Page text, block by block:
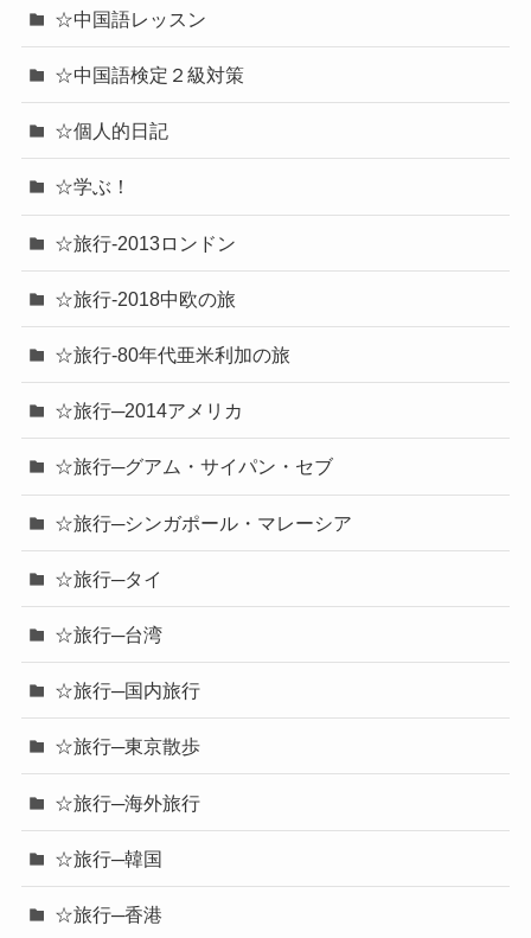
☆ガーデニング
☆グラナダ版ホームズ
☆サイクリング♪
☆パニック障害の事
☆ボクシング
☆中国語の話題
☆中国語レッスン
☆中国語検定２級対策
☆個人的日記
☆学ぶ！
☆旅行-2013ロンドン
☆旅行-2018中欧の旅
☆旅行-80年代亜米利加の旅
☆旅行─2014アメリカ
☆旅行─グアム・サイパン・セブ
☆旅行─シンガポール・マレーシア
☆旅行─タイ